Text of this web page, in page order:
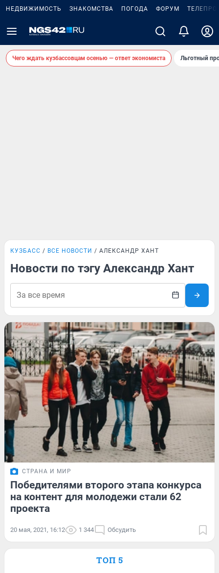
НЕДВИЖИМОСТЬ ЗНАКОМСТВА ПОГОДА ФОРУМ
Чего ждать кузбассовцам осенью — ответ экономиста Льготный
КУЗБАСС ВСЕ НОВОСТИ АЛЕКСАНДР ХАНТ
Новости по тэгу Александр Хант
СТРАНА И МИР
Победителями второго этапа конкурса
на контент для молодежи стали 62
проекта
20 мая, 2021, 16:12 1 344 Обсудить
ТОП 5